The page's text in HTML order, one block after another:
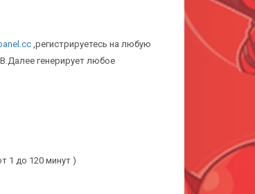
,регистрируетесь на любую
генерирует любое
1 до 120 минут )